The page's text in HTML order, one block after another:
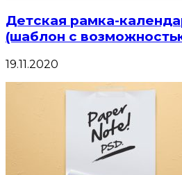
Детская рамка-
(шаблон с
19.11.2020